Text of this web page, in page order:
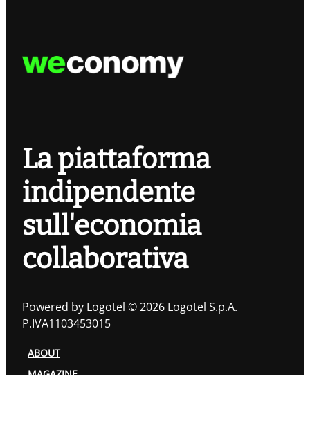
La piattaforma
indipendente
sull'economia
collaborativa
Powered by Logotel © 2026 Logotel S.p.A.
P.IVA1103453015
ABOUT
MAGAZINE